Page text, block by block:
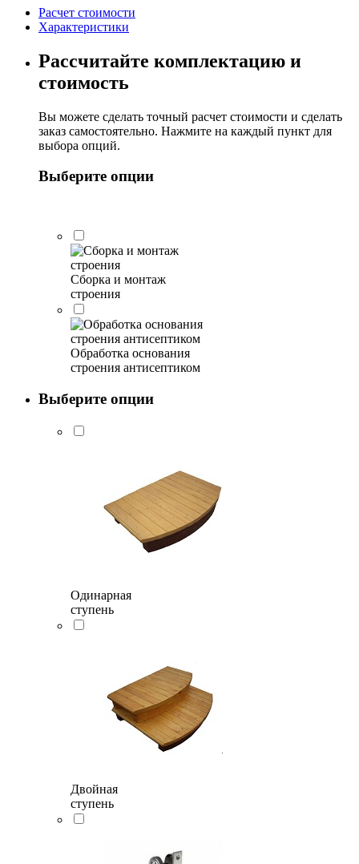
Эвелина
7х5м
Расчет стоимости
Характеристики
Рассчитайте комплектацию и
стоимость
Вы можете сделать точный расчет стоимости и сделать
заказ самостоятельно. Нажмите на каждый пункт для
выбора опций.
Выберите опции
Сборка и монтаж
строения
Обработка основания
строения антисептиком
Выберите опции
Одинарная
ступень
Двойная
ступень